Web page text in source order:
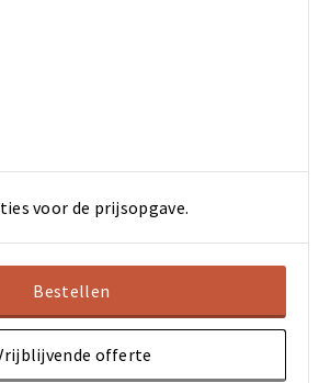
voor de prijsopgave.
Bestellen
offerte